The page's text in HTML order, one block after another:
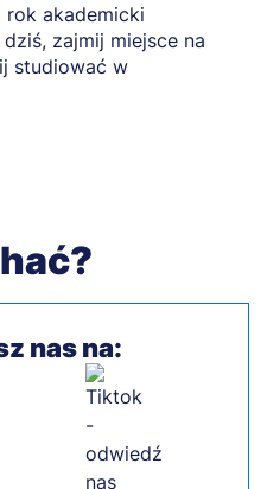
rok akademicki
zajmij miejsce na
studiować w
nas na: